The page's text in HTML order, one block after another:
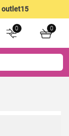
outlet15
0 0